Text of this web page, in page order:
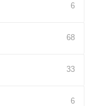
6
68
33
6